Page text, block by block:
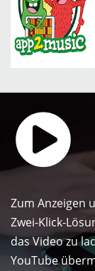
Zum Anzeigen
Zwei-Klick-
das Video zu
YouTube